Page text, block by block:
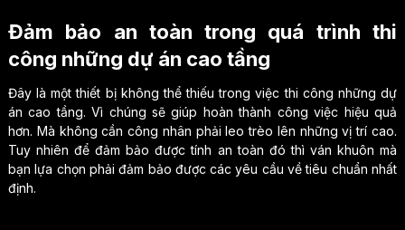
Đảm bảo an toàn trong quá trình thi
công những dự án cao tầng
Đây là một thiết bị không thể thiếu trong việc thi công những dự
án cao tầng. Vì chúng sẽ giúp hoàn thành công việc hiệu quả
hơn. Mà không cần công nhân phải leo trèo lên những vị trí cao.
Tuy nhiên để đảm bảo được tính an toàn đó thì ván khuôn mà
bạn lựa chọn phải đảm bảo được các yêu cầu về tiêu chuẩn nhất
định.